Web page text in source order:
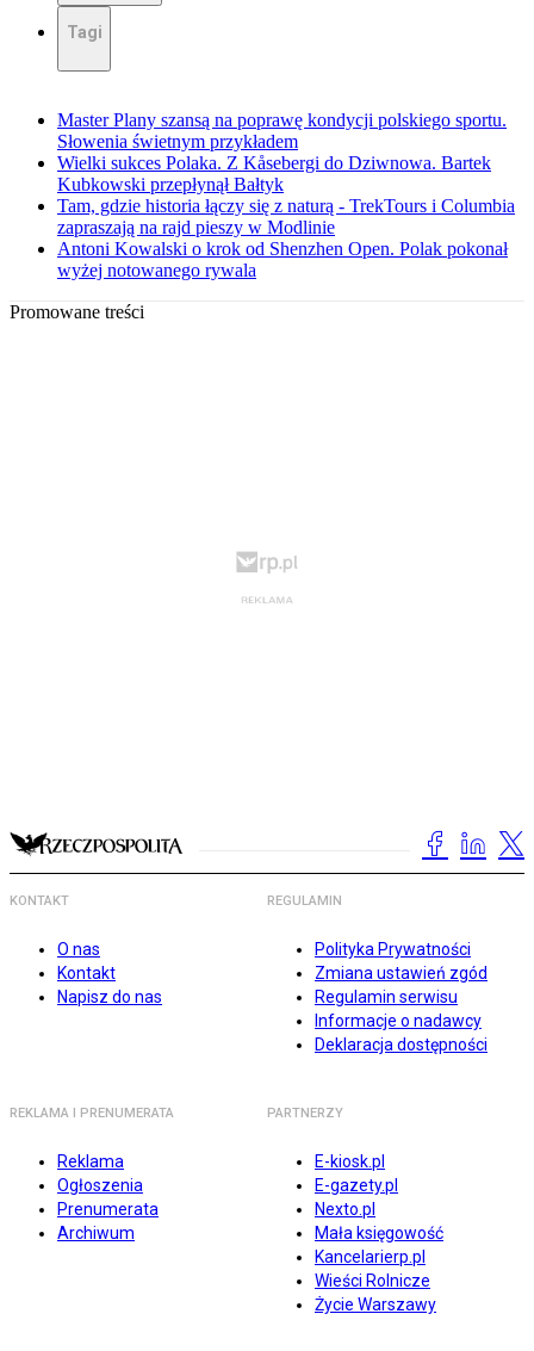
Tagi
Master Plany szansą na poprawę kondycji polskiego sportu.
Słowenia świetnym przykładem
Wielki sukces Polaka. Z Kåsebergi do Dziwnowa. Bartek
Kubkowski przepłynął Bałtyk
Tam, gdzie historia łączy się z naturą - TrekTours i Columbia
zapraszają na rajd pieszy w Modlinie
Antoni Kowalski o krok od Shenzhen Open. Polak pokonał
wyżej notowanego rywala
Promowane treści
KONTAKT
O nas
Kontakt
Napisz do nas
REGULAMIN
Polityka Prywatności
Zmiana ustawień zgód
Regulamin serwisu
Informacje o nadawcy
Deklaracja dostępności
REKLAMA I PRENUMERATA
Reklama
Ogłoszenia
Prenumerata
Archiwum
PARTNERZY
E-kiosk.pl
E-gazety.pl
Nexto.pl
Mała księgowość
Kancelarierp.pl
Wieści Rolnicze
Życie Warszawy